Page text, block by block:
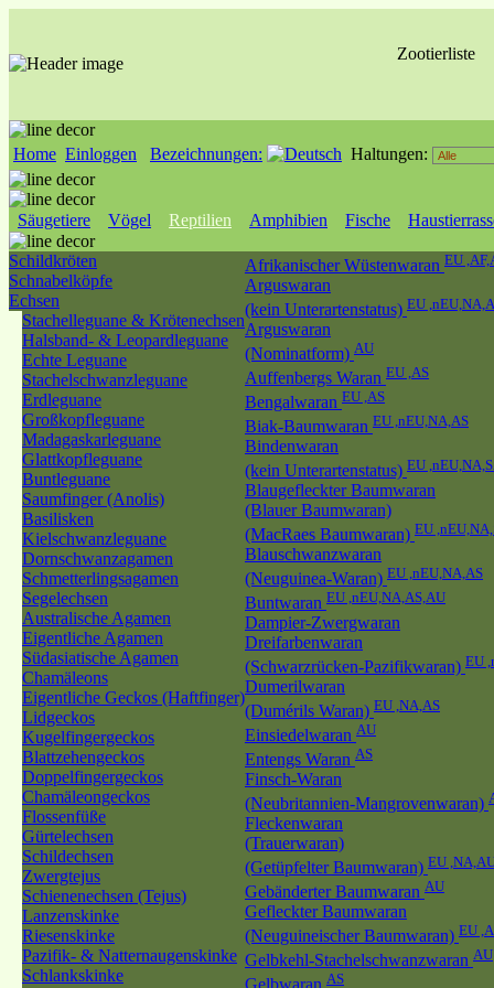
Zootierliste
Home Einloggen Bezeichnungen: Haltungen:
Säugetiere Vögel Reptilien Amphibien Fische
Schildkröten
Schnabelköpfe
Echsen
Stachelleguane & Krötenechsen
Halsband- & Leopardleguane
Echte Leguane
Stachelschwanzleguane
Erdleguane
Großkopfleguane
Madagaskarleguane
Glattkopfleguane
Buntleguane
Saumfinger (Anolis)
Basilisken
Kielschwanzleguane
Dornschwanzagamen
Schmetterlingsagamen
Segelechsen
Australische Agamen
Eigentliche Agamen
Südasiatische Agamen
Chamäleons
Eigentliche Geckos (Haftfinger)
Lidgeckos
Kugelfingergeckos
Blattzehengeckos
Doppelfingergeckos
Chamäleongeckos
Flossenfüße
Gürtelechsen
Schildechsen
Zwergtejus
Schienenechsen (Tejus)
Lanzenskinke
Riesenskinke
Pazifik- & Natternaugenskinke
Schlankskinke
Afrikanischer Wüstenwaran EU
Arguswaran
(kein Unterartenstatus) EU
Arguswaran
(Nominatform) AU
Auffenbergs Waran EU ,AS
Bengalwaran EU ,AS
Biak-Baumwaran EU ,nEU,NA,AS
Bindenwaran
(kein Unterartenstatus) EU
Blaugefleckter Baumwaran
(Blauer Baumwaran)
(MacRaes Baumwaran) EU
Blauschwanzwaran
(Neuguinea-Waran) EU ,nEU,NA,AS
Buntwaran EU ,nEU,NA,AS,AU
Dampier-Zwergwaran
Dreifarbenwaran
(Schwarzrücken-Pazifikwaran) EU
Dumerilwaran
(Dumérils Waran) EU ,NA,AS
Einsiedelwaran AU
Entengs Waran AS
Finsch-Waran
(Neubritannien-Mangrovenwaran)
Fleckenwaran
(Trauerwaran)
(Getüpfelter Baumwaran) EU
Gebänderter Baumwaran AU
Gefleckter Baumwaran
(Neuguineischer Baumwaran) EU
Gelbkehl-Stachelschwanzwaran AU
AS